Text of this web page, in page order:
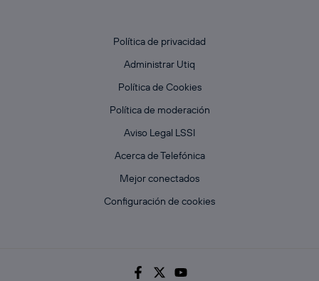
Política de privacidad
Administrar Utiq
Política de Cookies
Política de moderación
Aviso Legal LSSI
Acerca de Telefónica
Mejor conectados
Configuración de cookies